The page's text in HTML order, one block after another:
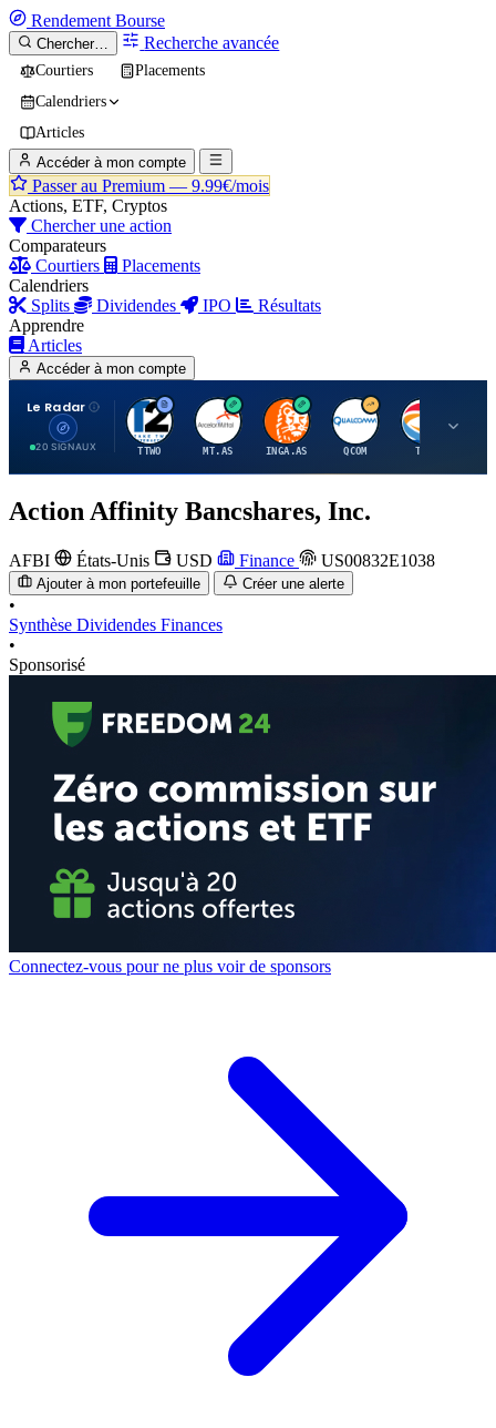
Rendement Bourse
Chercher… Recherche avancée
Courtiers
Placements
Calendriers
Articles
Accéder à mon compte
Passer au Premium — 9.99€/mois
Actions, ETF, Cryptos
Chercher une action
Comparateurs
Courtiers
Placements
Calendriers
Splits
Dividendes IPO
Résultats
Apprendre
Articles
Accéder à mon compte
Le Radar
20 SIGNAUX
T
TTWO
A
MT.AS
I
INGA.AS
Q
QCOM
T
TTE
Action Affinity Bancshares, Inc.
AFBI États-Unis USD Finance US00832E1038
Ajouter à mon portefeuille Créer une alerte
•
Synthèse Dividendes Finances
•
Sponsorisé
Connectez-vous pour ne plus voir de sponsors